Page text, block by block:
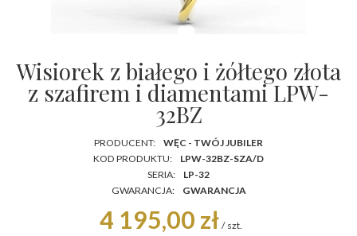
Wisiorek z białego i żółtego złota
z szafirem i diamentami LPW-
32BZ
PRODUCENT:
WĘC - TWÓJ JUBILER
KOD PRODUKTU:
LPW-32BZ-SZA/D
SERIA:
LP-32
GWARANCJA:
GWARANCJA
4 195,00 zł / szt.